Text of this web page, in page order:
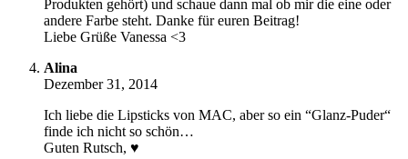
Produkten gehört) und schaue dann mal ob mir die eine oder
andere Farbe steht. Danke für euren Beitrag!
Liebe Grüße Vanessa <3
Alina
Dezember 31, 2014
Ich liebe die Lipsticks von MAC, aber so ein “Glanz-Puder“
finde ich nicht so schön…
Guten Rutsch, ♥